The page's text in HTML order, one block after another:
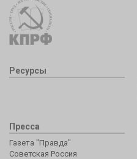
Ресурсы
Пресса
Газета "Правда"
Советская Россия